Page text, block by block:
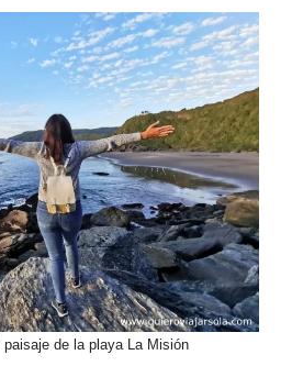
paisaje de la playa La Misión